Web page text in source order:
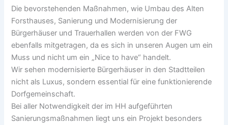
Die bevorstehenden Maßnahmen, wie Umbau des Alten
Forsthauses, Sanierung und Modernisierung der
Bürgerhäuser und Trauerhallen werden von der FWG
ebenfalls mitgetragen, da es sich in unseren Augen um ein
Muss und nicht um ein „Nice to have“ handelt.
Wir sehen modernisierte Bürgerhäuser in den Stadtteilen
nicht als Luxus, sondern essential für eine funktionierende
Dorfgemeinschaft.
Bei aller Notwendigkeit der im HH aufgeführten
Sanierungsmaßnahmen liegt uns ein Projekt besonders